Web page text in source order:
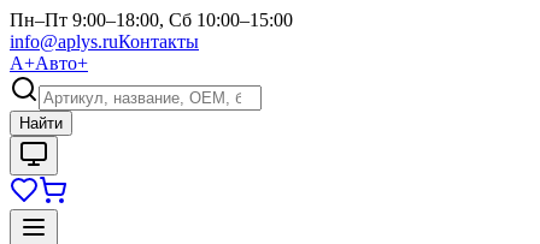
Пн–Пт 9:00–18:00, Сб 10:00–15:00
info@aplys.ruКонтакты
А+Авто+
Найти